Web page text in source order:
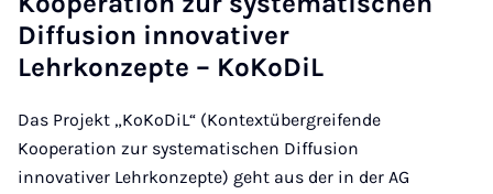
Diffusion innovativer
Lehrkonzepte – KoKoDiL
Das Projekt „KoKoDiL“ (Kontextübergreifende
Kooperation zur systematischen Diffusion
innovativer Lehrkonzepte) geht aus der in der AG